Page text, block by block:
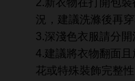
2.新衣物在打開包
況，建議洗滌後再穿
3.深淺色衣服請分開
4.建議將衣物翻面
花或特殊裝飾完整性